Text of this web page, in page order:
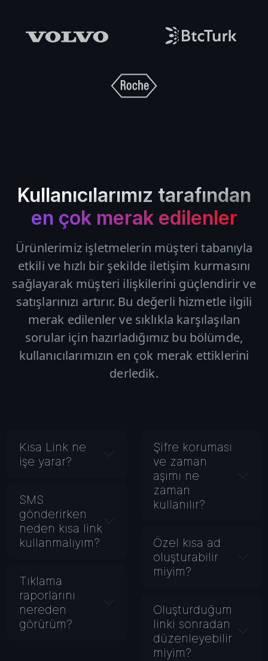
Kullanıcılarımız tarafından
en çok merak edilenler
Ürünlerimiz işletmelerin müşteri tabanıyla
etkili ve hızlı bir şekilde iletişim kurmasını
sağlayarak müşteri ilişkilerini güçlendirir ve
satışlarınızı artırır. Bu değerli hizmetle ilgili
merak edilenler ve sıklıkla karşılaşılan
sorular için hazırladığımız bu bölümde,
kullanıcılarımızın en çok merak ettiklerini
derledik.
Kısa Link ne
işe yarar?
SMS
gönderirken
neden kısa link
kullanmalıyım?
Tıklama
raporlarını
nereden
görürüm?
Şifre koruması
ve zaman
aşımı ne
zaman
kullanılır?
Özel kısa ad
oluşturabilir
miyim?
Oluşturduğum
linki sonradan
düzenleyebilir
miyim?